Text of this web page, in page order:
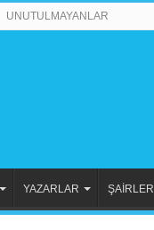
UNUTULMAYANLAR
YAZARLAR ŞAİRLER